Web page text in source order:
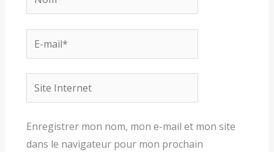
mail*
Site
Internet
Enregistrer mon nom, mon e-mail et mon site
dans le navigateur pour mon prochain